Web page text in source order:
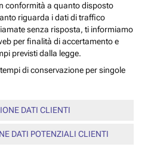
conformità a quanto disposto
riguarda i dati di traffico
senza risposta, ti informiamo
per finalità di accertamento e
previsti dalla legge.
di conservazione per singole
DATI CLIENTI
DATI POTENZIALI CLIENTI